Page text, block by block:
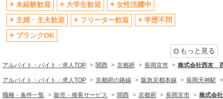
同じ職種から求人を探す
同じ特徴から求人を探す
未経験歓迎
大学生歓迎
ミドル（40代～）活躍中
短時間勤務（1日4h以内）OK
未経験歓迎
大学生歓迎
女性活躍中
主婦・主夫歓迎
フリーター歓迎
学歴不問
ブランクOK
もっと見る
アルバイト・バイト・求人TOP 関西 京都府 長岡京市 株式会社西友
アルバイト・バイト・求人TOP 京都府の路線 阪急京都本線 長岡天神駅
職種・条件一覧 販売・接客サービス 関西 京都府 長岡京市 株式会